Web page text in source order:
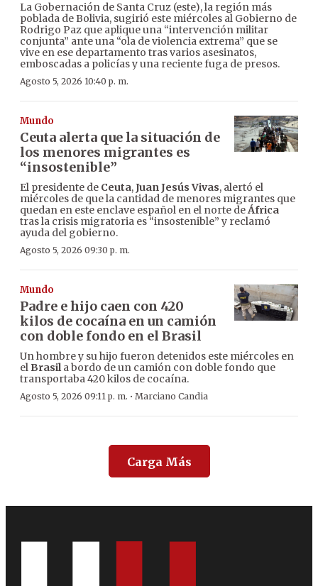
La Gobernación de Santa Cruz (este), la región más
poblada de Bolivia, sugirió este miércoles al Gobierno de
Rodrigo Paz que aplique una “intervención militar
conjunta” ante una “ola de violencia extrema” que se
vive en ese departamento tras varios asesinatos,
emboscadas a policías y una reciente fuga de presos.
Agosto 5, 2026 10:40 p. m.
Mundo
Ceuta alerta que la situación de
los menores migrantes es
“insostenible”
El presidente de Ceuta,Juan Jesús Vivas, alertó el
miércoles de que la cantidad de menores migrantes que
quedan en este enclave español en el norte deÁfrica
tras la crisis migratoria es “insostenible” y reclamó
ayuda del gobierno.
Agosto 5, 2026 09:30 p. m.
Mundo
Padre e hijo caen con 420
kilos de cocaína en un camión
con doble fondo en el Brasil
Un hombre y su hijo fueron detenidos este miércoles en
el Brasila bordo de un camión con doble fondo que
transportaba 420 kilos de cocaína.
Agosto 5, 2026 09:11 p. m. · Marciano Candia
Carga Más